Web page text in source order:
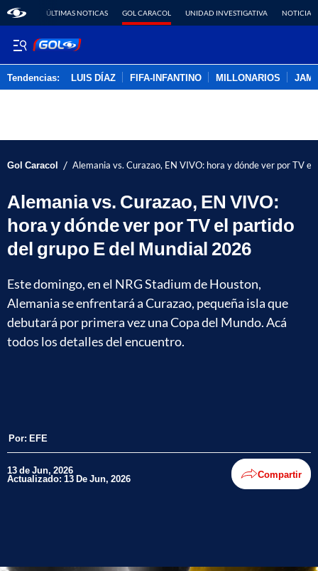
ÚLTIMAS NOTICAS GOL CARACOL UNIDAD INVESTIGATIVA NOTICIAS
Tendencias: LUIS DÍAZ FIFA-INFANTINO MILLONARIOS
Gol Caracol / Alemania vs. Curazao, EN VIVO: hora y dónde ver por TV
Alemania vs. Curazao, EN VIVO:
hora y dónde ver por TV el partido
del grupo E del Mundial 2026
Este domingo, en el NRG Stadium de Houston,
Alemania se enfrentará a Curazao, pequeña isla que
debutará por primera vez una Copa del Mundo. Acá
todos los detalles del encuentro.
Por: EFE
13 de Jun, 2026
Actualizado: 13 De Jun, 2026 Compartir